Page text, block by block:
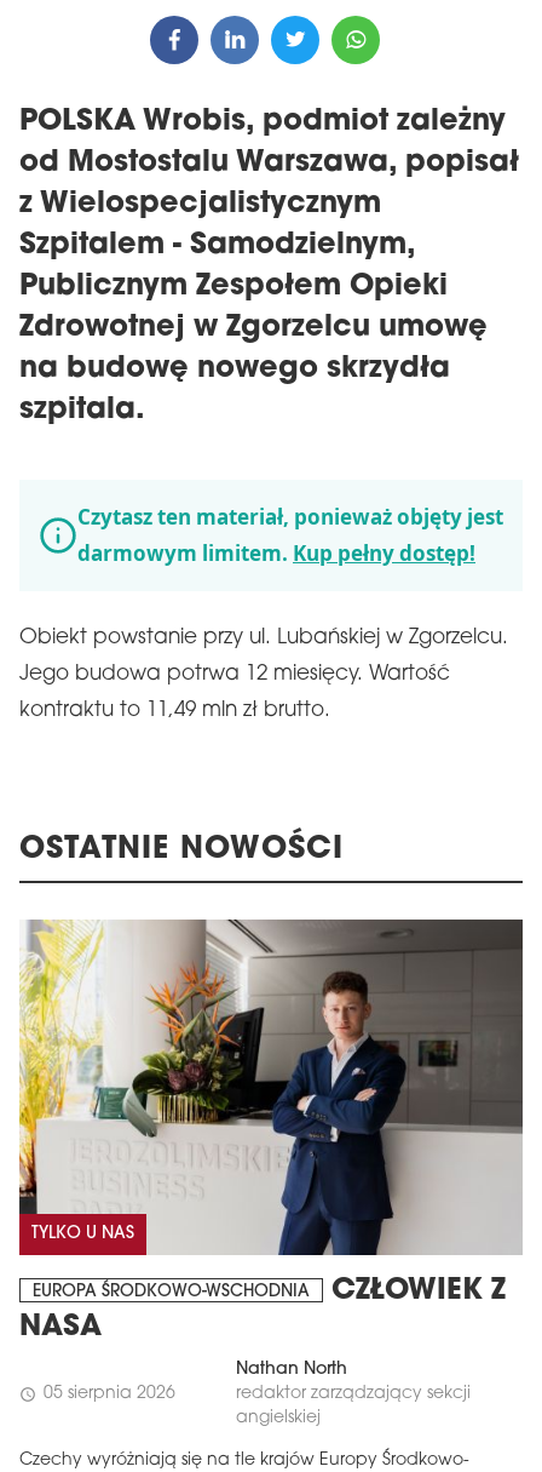
POLSKA Wrobis, podmiot zależny
od Mostostalu Warszawa, popisał
z Wielospecjalistycznym
Szpitalem - Samodzielnym,
Publicznym Zespołem Opieki
Zdrowotnej w Zgorzelcu umowę
na budowę nowego skrzydła
szpitala.
Czytasz ten materiał, ponieważ objęty jest
darmowym limitem. Kup pełny dostęp!
Obiekt powstanie przy ul. Lubańskiej w Zgorzelcu.
Jego budowa potrwa 12 miesięcy. Wartość
kontraktu to 11,49 mln zł brutto.
OSTATNIE NOWOŚCI
TYLKO U NAS
EUROPA ŚRODKOWO-WSCHODNIA
CZŁOWIEK Z
NASA
schedule 05 sierpnia 2026
Nathan North
redaktor zarządzający sekcji
angielskiej
Czechy wyróżniają się na tle krajów Europy Środkowo-